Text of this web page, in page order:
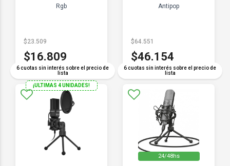
Rgb
6 cuotas sin interés sobre el precio de
lista
$23.509
$16.809
Antipop
6 cuotas sin interés sobre el precio de
lista
$64.551
$46.154
¡ULTIMAS 4 UNIDADES!
24/48hs